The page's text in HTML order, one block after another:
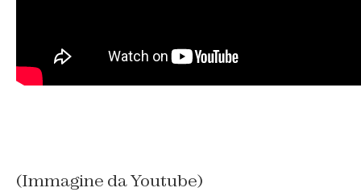
(Immagine da Youtube)